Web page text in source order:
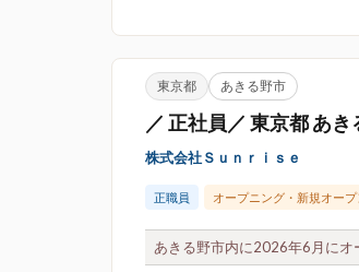
東京都 あきる野市
／ 正社員／ 東京都 あき
株式会社Ｓｕｎｒｉｓｅ
正職員 オープニング・新規オープ
あきる野市内に2026年6月にオ